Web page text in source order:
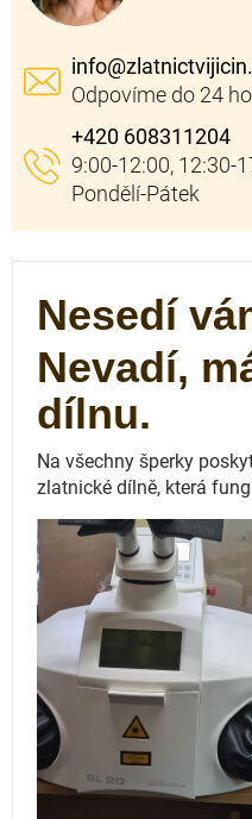
info@
+420 608311204
Nesedí
Nevadí,
dílnu.
Na všechny šperky
zlatnické dílně, která